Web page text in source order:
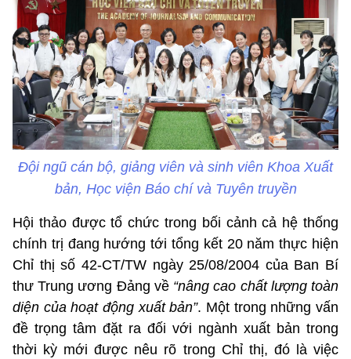
Đội ngũ cán bộ, giảng viên và sinh viên Khoa Xuất
bản, Học viện Báo chí và Tuyên truyền
Hội thảo được tổ chức trong bối cảnh cả hệ thống
chính trị đang hướng tới tổng kết 20 năm thực hiện
Chỉ thị số 42-CT/TW ngày 25/08/2004 của Ban Bí
thư Trung ương Đảng về “nâng cao chất lượng toàn
diện của hoạt động xuất bản”. Một trong những vấn
đề trọng tâm đặt ra đối với ngành xuất bản trong
thời kỳ mới được nêu rõ trong Chỉ thị, đó là việc